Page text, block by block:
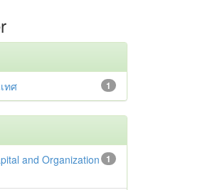
1
ทศ
1
and Organization